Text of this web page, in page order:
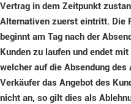
Vertrag in dem Zeitpunkt
Alternativen zuerst eintritt. Die
beginnt am Tag nach der
Kunden zu laufen und endet
welcher auf die Absendung
Verkäufer das Angebot des
nicht an, so gilt dies als